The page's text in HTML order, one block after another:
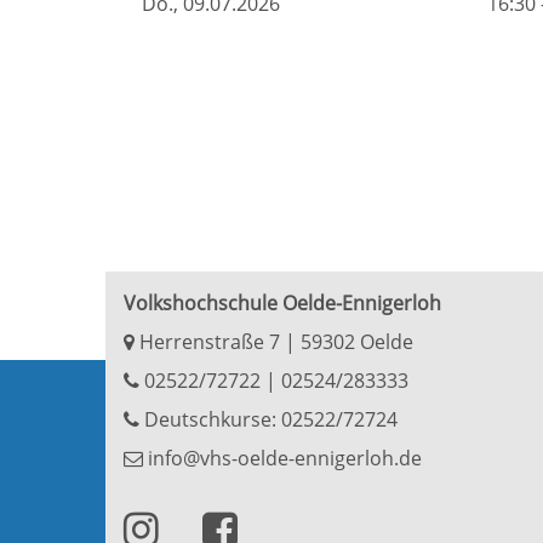
Volkshochschule Oelde-Ennigerloh
Herrenstraße 7 | 59302 Oelde
02522/72722 | 02524/283333
Deutschkurse: 02522/72724
info@vhs-oelde-ennigerloh.de